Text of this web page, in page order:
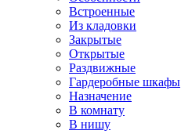
Встроенные
Из кладовки
Закрытые
Открытые
Раздвижные
Гардеробные шкафы
Назначение
В комнату
В нишу